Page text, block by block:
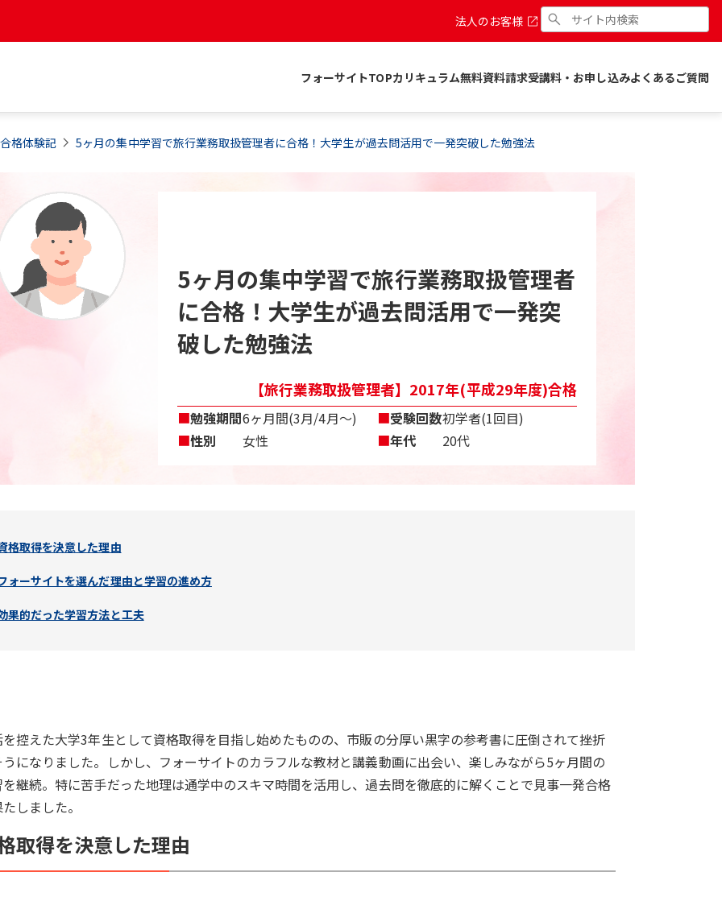
法人のお客様
フォーサイトTOPカリキュラム無料資料請求受講料・お申し込みよくあるご質問
合格体験記 5ヶ月の集中学習で旅行業務取扱管理者に合格！大学生が過去問活用で一発突破した勉強法
5ヶ月の集中学習で旅行業務取扱管理者
に合格！大学生が過去問活用で一発突
破した勉強法
【旅行業務取扱管理者】2017年(平成29年度)合格
■勉強期間6ヶ月間(3月/4月〜)
■性別 女性
■受験回数初学者(1回目)
■年代 20代
格取得を決意した理由
ォーサイトを選んだ理由と学習の進め方
果的だった学習方法と工夫
控えた大学3年生として資格取得を目指し始めたものの、市販の分厚い黒字の参考書に圧倒されて挫折
になりました。しかし、フォーサイトのカラフルな教材と講義動画に出会い、楽しみながら5ヶ月間の
継続。特に苦手だった地理は通学中のスキマ時間を活用し、過去問を徹底的に解くことで見事一発合格
しました。
取得を決意した理由